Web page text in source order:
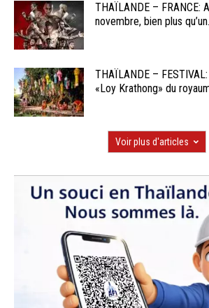
THAÏLANDE – FRANCE:
novembre, bien plus
THAÏLANDE –
«Loy Krathong» du
Voir plus d'articles